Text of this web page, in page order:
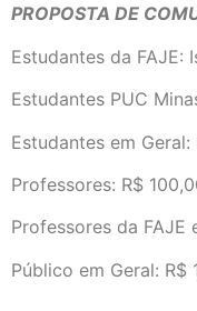
PROPOSTA DE
Estudantes da FAJE:
Estudantes PUC
Estudantes em Geral:
Professores: R$
Professores da FAJE
Público em Geral: R$